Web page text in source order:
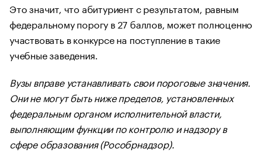
Это значит, что абитуриент с результатом, равным
федеральному порогу в 27 баллов, может полноценно
участвовать в конкурсе на поступление в такие
учебные заведения.
Вузы вправе устанавливать свои пороговые значения.
Они не могут быть ниже пределов, установленных
федеральным органом исполнительной власти,
выполняющим функции по контролю и надзору в
сфере образования (Рособрнадзор).